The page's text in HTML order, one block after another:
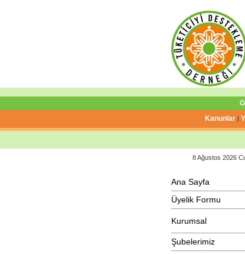
Kanunlar|
8 Ağustos 2026
Ana Sayfa
Üyelik Formu
Kurumsal
Şubelerimiz